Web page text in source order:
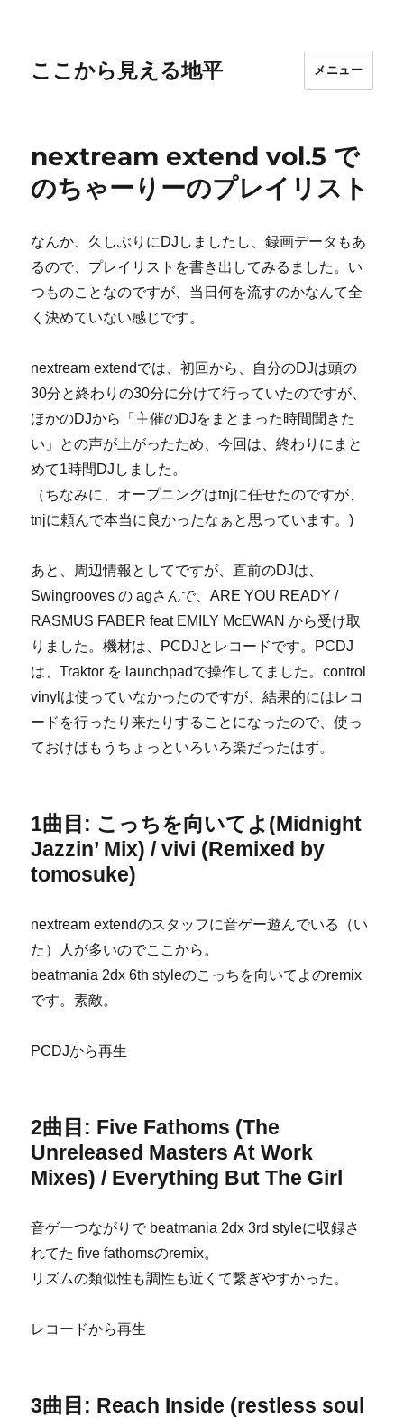
ここから見える地平 メニュー
nextream extend vol.5 で
のちゃーりーのプレイリスト
なんか、久しぶりにDJしましたし、録画データもあ
るので、プレイリストを書き出してみるました。い
つものことなのですが、当日何を流すのかなんて全
く決めていない感じです。
nextream extendでは、初回から、自分のDJは頭の
30分と終わりの30分に分けて行っていたのですが、
ほかのDJから「主催のDJをまとまった時間聞きた
い」との声が上がったため、今回は、終わりにまと
めて1時間DJしました。
（ちなみに、オープニングはtnjに任せたのですが、
tnjに頼んで本当に良かったなぁと思っています。)
あと、周辺情報としてですが、直前のDJは、
Swingrooves の agさんで、ARE YOU READY /
RASMUS FABER feat EMILY McEWAN から受け取
りました。機材は、PCDJとレコードです。PCDJ
は、Traktor を launchpadで操作してました。control
vinylは使っていなかったのですが、結果的にはレコ
ードを行ったり来たりすることになったので、使っ
ておけばもうちょっといろいろ楽だったはず。
1曲目: こっちを向いてよ(Midnight
Jazzin’ Mix) / vivi (Remixed by
tomosuke)
nextream extendのスタッフに音ゲー遊んでいる（い
た）人が多いのでここから。
beatmania 2dx 6th styleのこっちを向いてよのremix
です。素敵。
PCDJから再生
2曲目: Five Fathoms (The
Unreleased Masters At Work
Mixes) / Everything But The Girl
音ゲーつながりで beatmania 2dx 3rd styleに収録さ
れてた five fathomsのremix。
リズムの類似性も調性も近くて繋ぎやすかった。
レコードから再生
3曲目: Reach Inside (restless soul